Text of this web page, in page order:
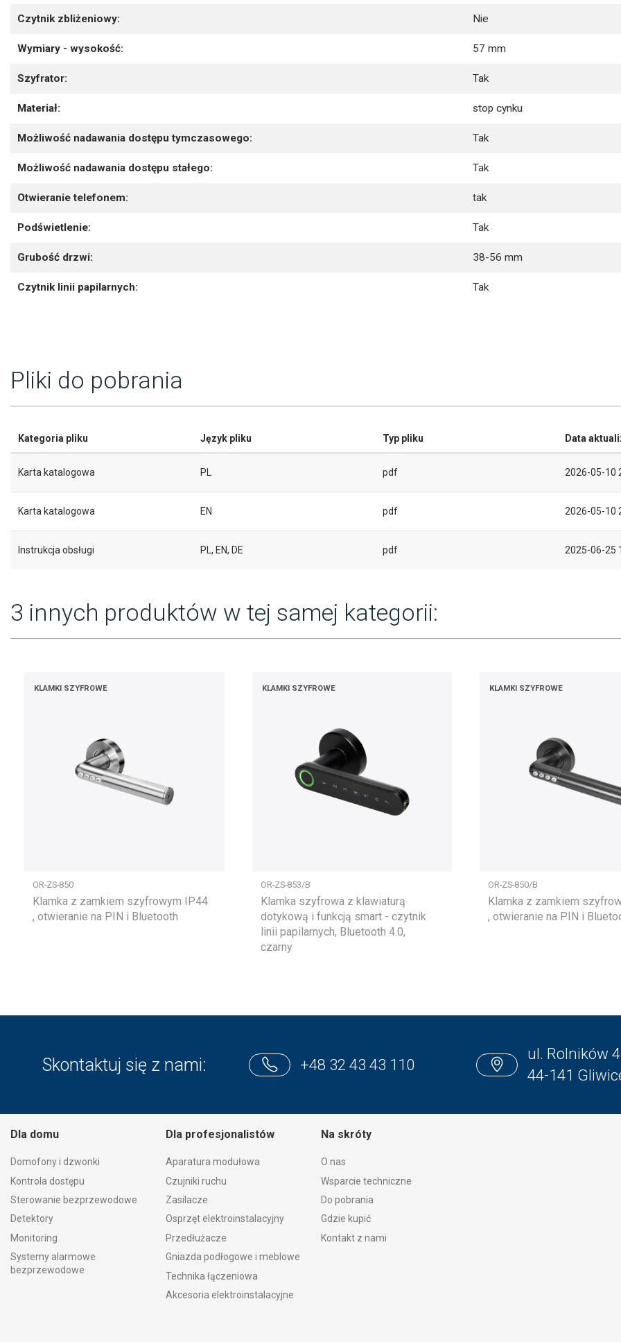
Czytnik zbliżeniowy: Nie
Wymiary - wysokość: 57 mm
Szyfrator: Tak
Materiał: stop cynku
Możliwość nadawania dostępu tymczasowego: Tak
Możliwość nadawania dostępu stałego: Tak
Otwieranie telefonem: tak
Podświetlenie: Tak
Grubość drzwi: 38-56 mm
Czytnik linii papilarnych: Tak
Pliki do pobrania
Kategoria pliku Język pliku Typ pliku Data
Karta katalogowa PL pdf 2026-05-10
Karta katalogowa EN pdf 2026-05-10
Instrukcja obsługi PL, EN, DE pdf 2025-06-25
3 innych produktów w tej samej kategorii:
KLAMKI SZYFROWE
OR-ZS-850
Klamka z zamkiem szyfrowym IP44
, otwieranie na PIN i Bluetooth
KLAMKI SZYFROWE
OR-ZS-853/B
Klamka szyfrowa z klawiaturą
dotykową i funkcją smart - czytnik
linii papilarnych, Bluetooth 4.0,
czarny
KLAMKI SZYFROWE
OR-ZS-850/B
Klamka z zamkiem
, otwieranie na PIN i
Skontaktuj się z nami: +48 32 43 43 110
ul. Rolników
44-141
Dla domu
Domofony i dzwonki
Kontrola dostępu
Sterowanie bezprzewodowe
Detektory
Monitoring
Systemy alarmowe
bezprzewodowe
Dla profesjonalistów
Aparatura modułowa
Czujniki ruchu
Zasilacze
Osprzęt elektroinstalacyjny
Przedłużacze
Gniazda podłogowe i meblowe
Technika łączeniowa
Akcesoria elektroinstalacyjne
Na skróty
O nas
Wsparcie techniczne
Do pobrania
Gdzie kupić
Kontakt z nami